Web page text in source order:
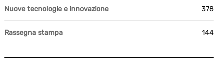
Nuove tecnologie e innovazione 378
Rassegna stampa 144